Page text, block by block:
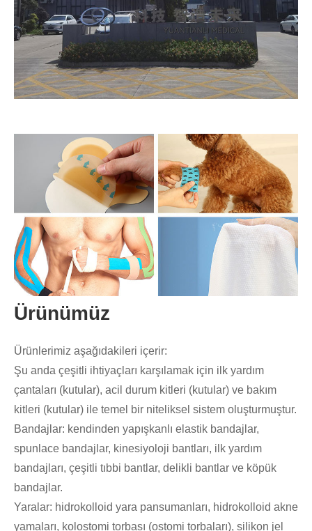
Ürünümüz
Ürünlerimiz aşağıdakileri içerir:
Şu anda çeşitli ihtiyaçları karşılamak için ilk yardım
çantaları (kutular), acil durum kitleri (kutular) ve bakım
kitleri (kutular) ile temel bir niteliksel sistem oluşturmuştur.
Bandajlar: kendinden yapışkanlı elastik bandajlar,
spunlace bandajlar, kinesiyoloji bantları, ilk yardım
bandajları, çeşitli tıbbi bantlar, delikli bantlar ve köpük
bandajlar.
Yaralar: hidrokolloid yara pansumanları, hidrokolloid akne
yamaları, kolostomi torbası (ostomi torbaları), silikon jel